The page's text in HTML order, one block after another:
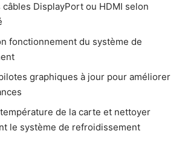
câbles DisplayPort ou HDMI selon
fonctionnement du système de
graphiques à jour pour améliorer
de la carte et nettoyer
le système de refroidissement